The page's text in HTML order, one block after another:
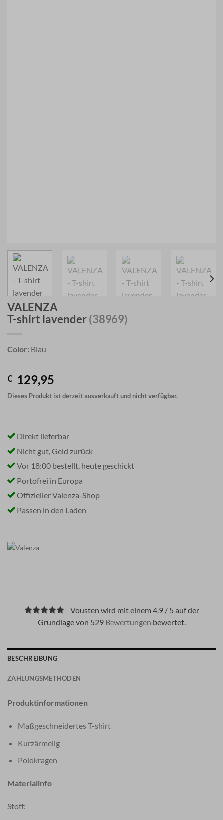
VALENZA
T-shirt lavender(38969)
Color: Blau
€ 129,95
Dieses Produkt ist derzeit ausverkauft und nicht verfügbar.
Direkt lieferbar
Nicht gut, Geld zurück
Vor 18:00 bestellt, heute geschickt
Portofrei in Europa
Offizieller Valenza-Shop
Passen in den Laden
Vousten wird mit einem 4.9 / 5 auf der
Grundlage von 529 Bewertungen bewertet.
BESCHREIBUNG
ZAHLUNGSMETHODEN
Produktinformationen
Maßgeschneidertes T-shirt
Kurzärmelig
Polokragen
Materialinfo
Stoff: